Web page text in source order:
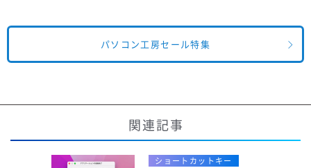
パソコン工房セール特集
関連記事
ショートカットキー